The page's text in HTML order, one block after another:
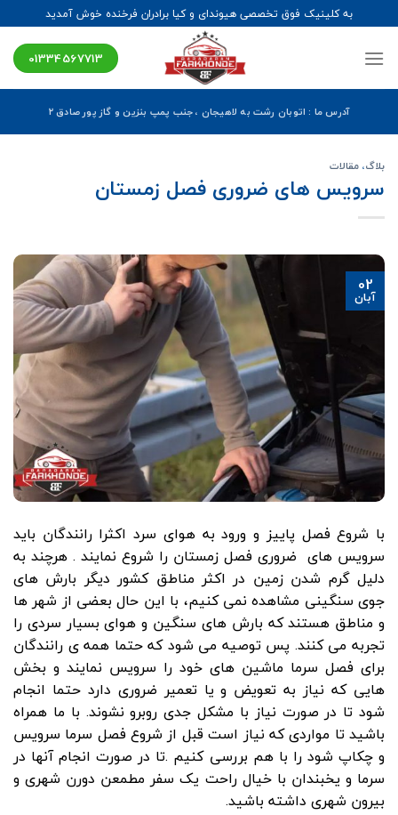
to
content
به کلینیک فوق تخصصی هیوندای و کیا برادران فرخنده خوش آمدید
01334567713
آدرس ما : اتوبان رشت به لاهیجان ، جنب پمپ بنزین و گاز پور صادق ۲
بلاگ، مقالات
سرویس های ضروری فصل زمستان
02
آبان
با شروع فصل پاییز و ورود به هوای سرد اکثرا رانندگان باید
سرویس های ضروری فصل زمستان را شروع نمایند . هرچند به
دلیل گرم شدن زمین در اکثر مناطق کشور دیگر بارش های
جوی سنگینی مشاهده نمی کنیم، با این حال بعضی از شهر ها
و مناطق هستند که بارش های سنگین و هوای بسیار سردی را
تجربه می کنند. پس توصیه می شود که حتما همه ی رانندگان
برای فصل سرما ماشین های خود را سرویس نمایند و بخش
هایی که نیاز به تعویض و یا تعمیر ضروری دارد حتما انجام
شود تا در صورت نیاز با مشکل جدی روبرو نشوند. با ما همراه
باشید تا مواردی که نیاز است قبل از شروع فصل سرما سرویس
و چکاپ شود را با هم بررسی کنیم .تا در صورت انجام آنها در
سرما و یخبندان با خیال راحت یک سفر مطمعن دورن شهری و
بیرون شهری داشته باشید.